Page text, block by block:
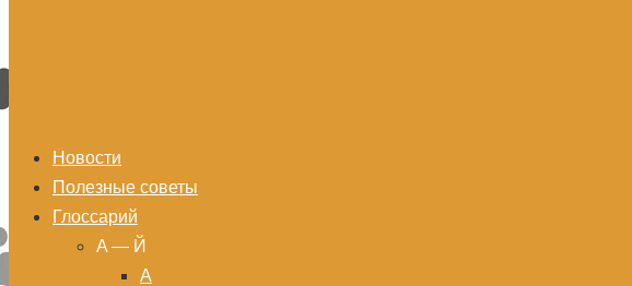
Новости
Полезные советы
Глоссарий
A — Й
А